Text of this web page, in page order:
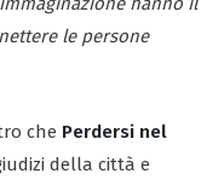
le persone
che Perdersi nel
della città e